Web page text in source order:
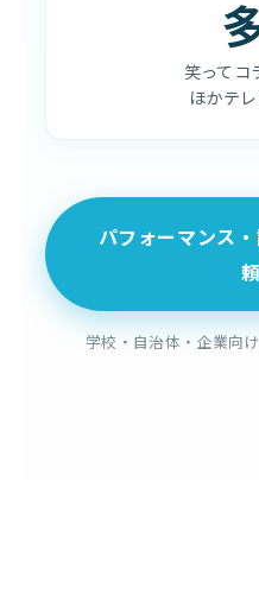
笑ってコ
ほかテ
パフォーマンス
頼
学校・自治体・企業向